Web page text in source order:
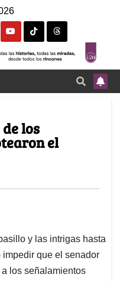
los
el
y las intrigas hasta
que el senador
los señalamientos